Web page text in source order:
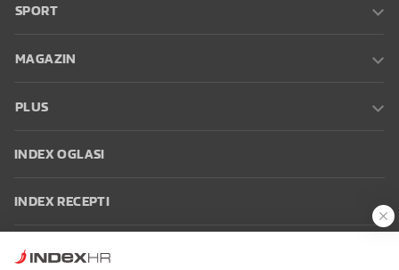
SPORT
MAGAZIN
PLUS
INDEX OGLASI
INDEX RECEPTI
INFO